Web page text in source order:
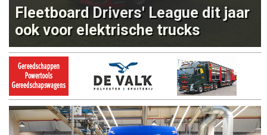
Fleetboard Drivers' League dit jaar
ook voor elektrische trucks